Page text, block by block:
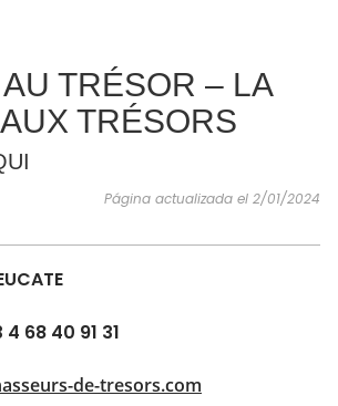
HACER
INSPIRACIONES
TRÉSOR – LA
TRÉSORS
Página actualizada el 2/01/2024
4 68 40 91 31
de-tresors.com